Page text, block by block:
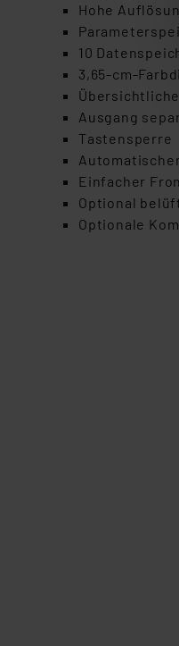
Hohe
10
3,65-cm-
Ausgang
Tastensperre
Einfacher
Optional
Optionale